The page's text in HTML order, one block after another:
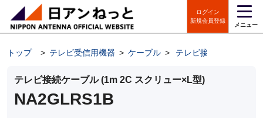
ログイン
新規会員登録
メニュー
トップ > テレビ受信用機器 > ケーブル > テレビ接続ケーブル
テレビ接続ケーブル (1m 2C スクリュー×L型)
NA2GLRS1B